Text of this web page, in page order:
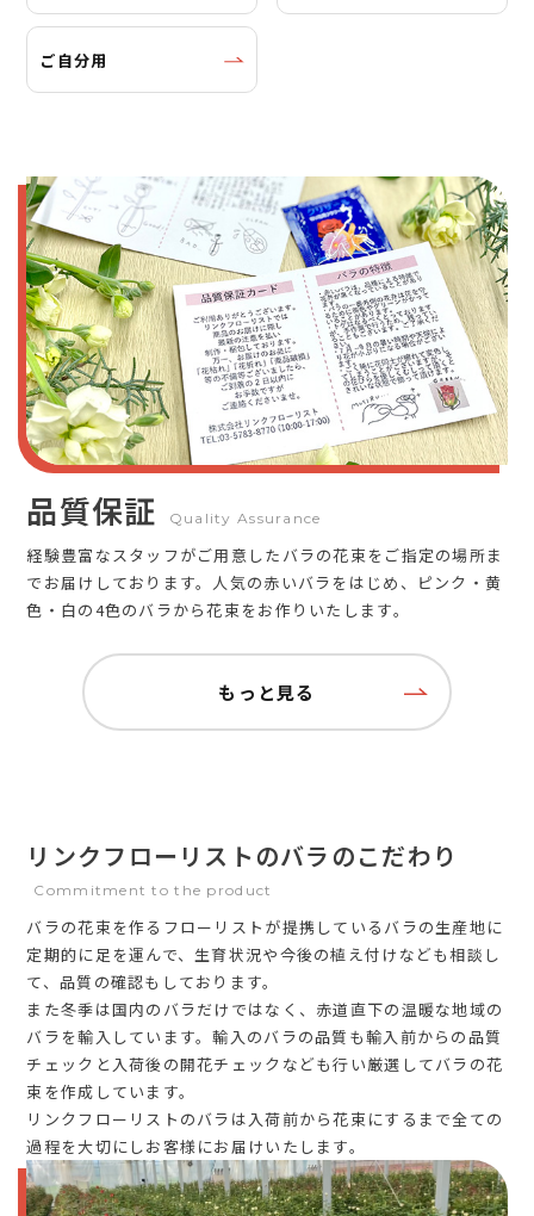
ご自分用
品質保証 Quality Assurance
経験豊富なスタッフがご用意したバラの花束をご指定の場所ま
でお届けしております。人気の赤いバラをはじめ、ピンク・黄
色・白の4色のバラから花束をお作りいたします。
もっと見る
リンクフローリストのバラのこだわり
Commitment to the product
バラの花束を作るフローリストが提携しているバラの生産地に
定期的に足を運んで、生育状況や今後の植え付けなども相談し
て、品質の確認もしております。
また冬季は国内のバラだけではなく、赤道直下の温暖な地域の
バラを輸入しています。輸入のバラの品質も輸入前からの品質
チェックと入荷後の開花チェックなども行い厳選してバラの花
束を作成しています。
リンクフローリストのバラは入荷前から花束にするまで全ての
過程を大切にしお客様にお届けいたします。